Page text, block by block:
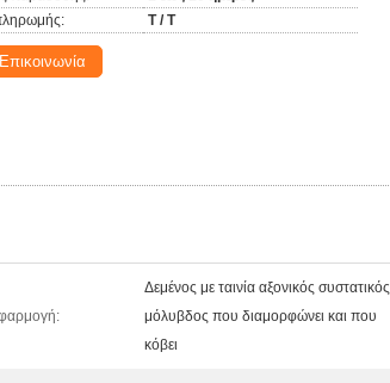
T / T
Επικοινωνία
Δεμένος με ταινία αξονικός συστατικός
μόλυβδος που διαμορφώνει και που
κόβει